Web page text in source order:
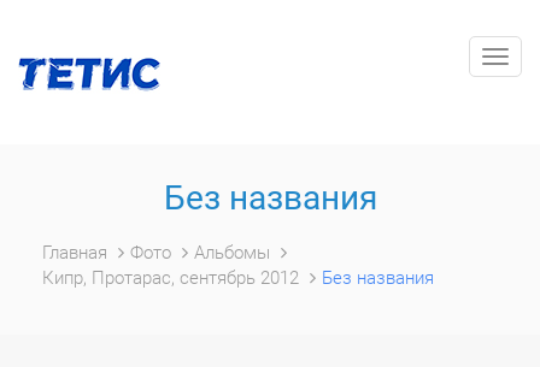
Без названия
Главная Фото
Альбомы
Кипр, Протарас, сентябрь 2012
Без названия